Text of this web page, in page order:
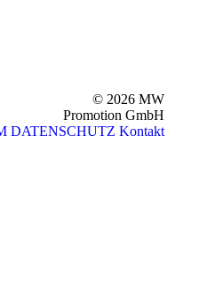
© 2026 MW
Promotion GmbH
DATENSCHUTZ Kontakt